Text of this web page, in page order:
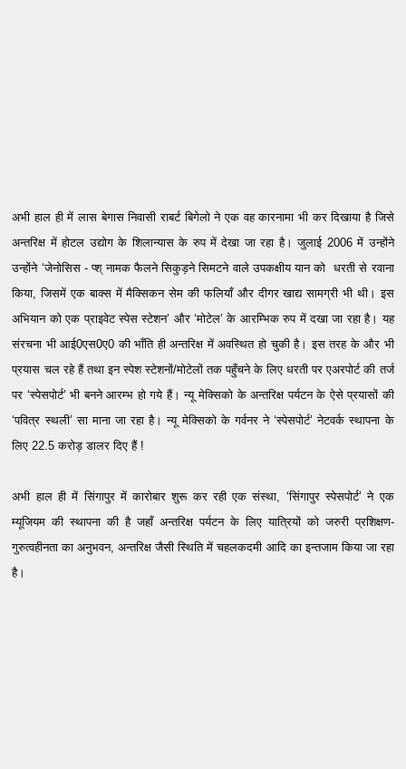
अभी हाल ही में लास बेगास निवासी राबर्ट बिगेलो ने एक वह कारनामा भी कर दिखाया है जिसे
अन्तरिक्ष में होटल उद्योग के शिलान्यास के रुप में देखा जा रहा है। जुलाई 2006 में उन्होंने
उन्होंने ‘जेनोसिस - प्श् नामक फैलने सिकुड़ने सिमटने वाले उपकक्षीय यान को धरती से रवाना
किया, जिसमें एक बाक्स में मैक्सिकन सेम की फलियाँ और दीगर खाद्य सामग्री भी थी। इस
अभियान को एक प्राइवेट स्पेस स्टेशन’ और ‘मोटेल’ के आरम्भिक रुप में दखा जा रहा है। यह
संरचना भी आई0एस0ए0 की भाँति ही अन्तरिक्ष में अवस्थित हो चुकी है। इस तरह के और भी
प्रयास चल रहे हैं तथा इन स्पेश स्टेशनों/मोटेलों तक पहुँचने के लिए धरती पर एअरपोर्ट की तर्ज
पर ‘स्पेसपोर्ट’ भी बनने आरम्भ हो गये हैं। न्यू मेक्सिको के अन्तरिक्ष पर्यटन के ऐसे प्रयासों की
‘पवित्र स्थली’ सा माना जा रहा है। न्यू मेक्सिको के गर्वनर ने ‘स्पेसपोर्ट’ नेटवर्क स्थापना के
लिए 22.5 करोड़ डालर दिए हैं !
अभी हाल ही में सिंगापुर में कारोबार शुरू कर रही एक संस्था, ‘सिंगापुर स्पेसपोर्ट’ ने एक
म्यूजियम की स्थापना की है जहाँ अन्तरिक्ष पर्यटन के लिए यात्रियों को जरुरी प्रशिक्षण-
गुरुत्वहीनता का अनुभवन, अन्तरिक्ष जैसी स्थिति में चहलकदमी आदि का इन्तजाम किया जा रहा
है।